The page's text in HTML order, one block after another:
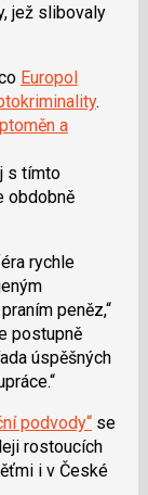
jež slibovaly
Europol
.
a
s tímto
obdobně
rychle
peněz,“
postupně
úspěšných
podvody“se
rostoucích
i v České